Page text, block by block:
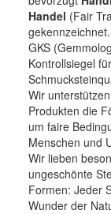
Handel (Fair
gekennzeichnet.
GKS
Kontrollsiegel
Wir
Produkten die
um faire
Menschen und
Wir lieben
ungeschönte
Formen: Jeder
Wunder der